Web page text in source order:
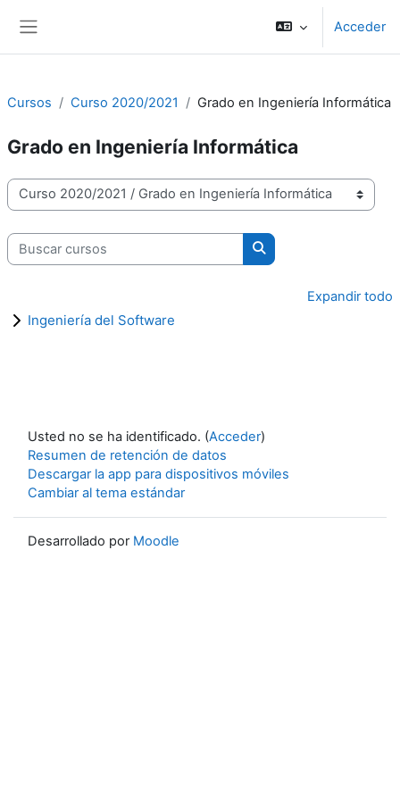
Acceder
Cursos Curso 2020/2021 Grado en Ingeniería Informática
Grado en Ingeniería Informática
Categorías
Buscar cursos
Buscar cursos
Expandir todo
Ingeniería del Software
Usted no se ha identificado. (Acceder)
Resumen de retención de datos
Descargar la app para dispositivos móviles
Cambiar al tema estándar
Desarrollado por Moodle